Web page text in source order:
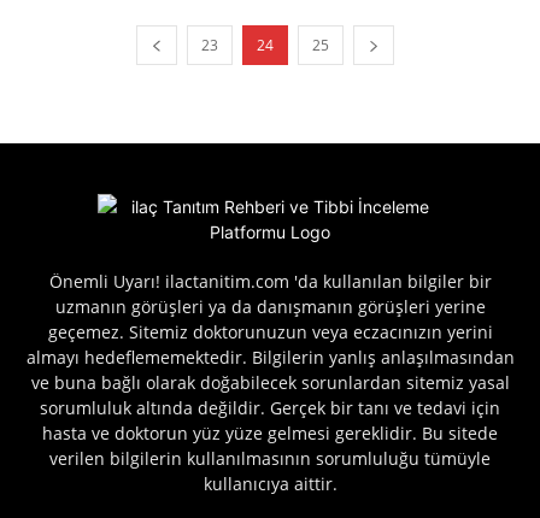
23 24 25
Önemli Uyarı! ilactanitim.com 'da kullanılan bilgiler bir
uzmanın görüşleri ya da danışmanın görüşleri yerine
geçemez. Sitemiz doktorunuzun veya eczacınızın yerini
almayı hedeflememektedir. Bilgilerin yanlış anlaşılmasından
ve buna bağlı olarak doğabilecek sorunlardan sitemiz yasal
sorumluluk altında değildir. Gerçek bir tanı ve tedavi için
hasta ve doktorun yüz yüze gelmesi gereklidir. Bu sitede
verilen bilgilerin kullanılmasının sorumluluğu tümüyle
kullanıcıya aittir.